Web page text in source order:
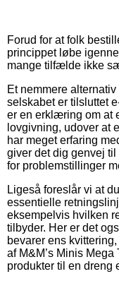
Forud for at folk
princippet løbe
mange tilfælde ikke
Et nemmere
selskabet er tilsluttet
er en erklæring om at
lovgivning, udover at
har meget erfaring
giver det dig genvej
for problemstillinger
Ligeså foreslår vi at
essentielle
eksempelvis hvilken
tilbyder. Her er det
bevarer ens
af M&M’s Minis
produkter til en dreng